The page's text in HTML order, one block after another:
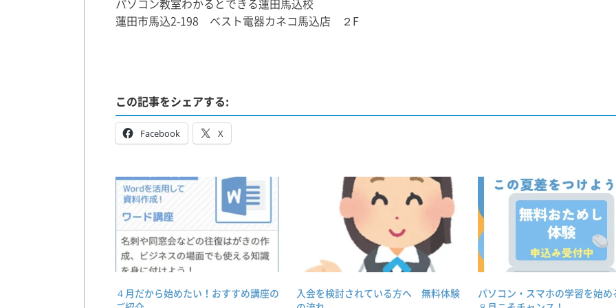
パソコン教室わかるとできる蓮田馬込校
蓮田市馬込2-198 ベスト電器カネコ馬込店 ２F
この記事をシェアする:
Facebook X
４月だから始めたい！おすすめ講座の
入会を検討されている方へ 無料体験
パソコン・スマホの学習を始め